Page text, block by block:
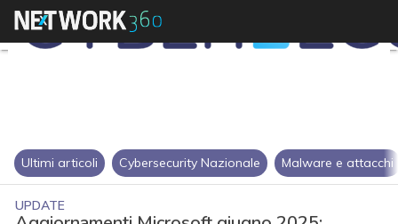
Ultimi articoli Cybersecurity Nazionale Malware e attacchi
UPDATE